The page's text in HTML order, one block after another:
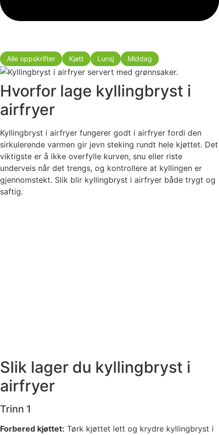
Alle oppskrifter Kjøtt Lunsj Middag
Hvorfor lage kyllingbryst i
airfryer
Kyllingbryst i airfryer fungerer godt i airfryer fordi den
sirkulerende varmen gir jevn steking rundt hele kjøttet. Det
viktigste er å ikke overfylle kurven, snu eller riste
underveis når det trengs, og kontrollere at kyllingen er
gjennomstekt. Slik blir kyllingbryst i airfryer både trygt og
saftig.
Slik lager du kyllingbryst i
airfryer
Trinn 1
Forbered kjøttet: Tørk kjøttet lett og krydre kyllingbryst i